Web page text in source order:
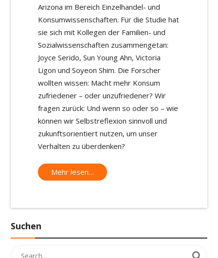
Arizona im Bereich Einzelhandel- und
Konsumwissenschaften. Für die Studie hat
sie sich mit Kollegen der Familien- und
Sozialwissenschaften zusammengetan:
Joyce Serido, Sun Young Ahn, Victoria
Ligon und Soyeon Shim. Die Forscher
wollten wissen: Macht mehr Konsum
zufriedener – oder unzufriedener? Wir
fragen zurück: Und wenn so oder so – wie
können wir Selbstreflexion sinnvoll und
zukunftsorientiert nutzen, um unser
Verhalten zu überdenken?
Mehr lesen…
Suchen